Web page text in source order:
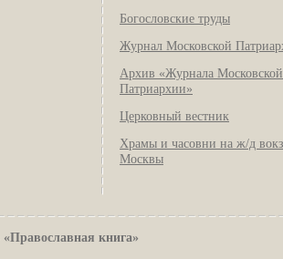
Богословские труды
Журнал Московской
Архив «Журнала Московской
Патриархии»
Церковный вестник
Храмы и часовни на ж/д
Москвы
книга»